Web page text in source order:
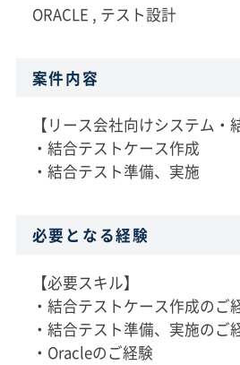
ORACLE , テスト設計
案件内容
【リース会社向けシステム
・結合テストケース作成
・結合テスト準備、実施
必要となる経験
【必要スキル】
・結合テストケース作成のご
・結合テスト準備、実施のご
・Oracleのご経験